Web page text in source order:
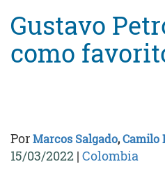
Gustavo
como
PorMarcos Salgado,Camilo
15/03/2022 | Colombia